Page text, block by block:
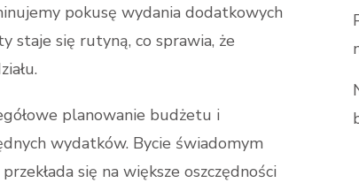
pokusę wydania dodatkowych
staje się rutyną, co sprawia, że
planowanie budżetu i
wydatków. Bycie świadomym
się na większe oszczędności